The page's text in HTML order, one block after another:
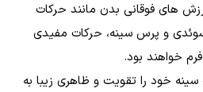
های فوقانی بدن مانند حرکات
و پرس سینه، حرکات مفیدی
خواهند بود.
خود را تقویت و ظاهری زیبا به